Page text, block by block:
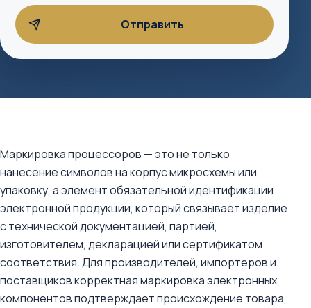
Маркировка процессоров — это не только
нанесение символов на корпус микросхемы или
упаковку, а элемент обязательной идентификации
электронной продукции, который связывает изделие
с технической документацией, партией,
изготовителем, декларацией или сертификатом
соответствия. Для производителей, импортеров и
поставщиков корректная маркировка электронных
компонентов подтверждает происхождение товара,